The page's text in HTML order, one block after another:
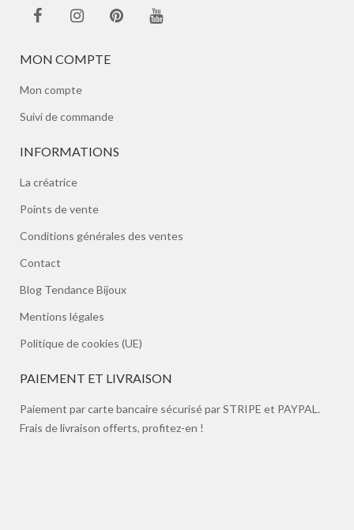
MON COMPTE
Mon compte
Suivi de commande
INFORMATIONS
La créatrice
Points de vente
Conditions générales des ventes
Contact
Blog Tendance Bijoux
Mentions légales
Politique de cookies (UE)
PAIEMENT ET LIVRAISON
Paiement par carte bancaire sécurisé par STRIPE et PAYPAL.
Frais de livraison offerts, profitez-en !